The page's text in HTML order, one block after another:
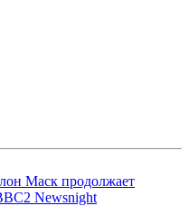
Маск продолжает
Newsnight